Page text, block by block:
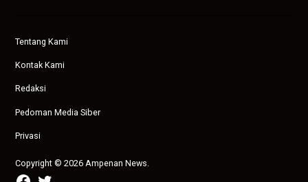
Tentang Kami
Kontak Kami
Redaksi
Pedoman Media Siber
Privasi
Copyright © 2026 Ampenan News.
facebook
twitter